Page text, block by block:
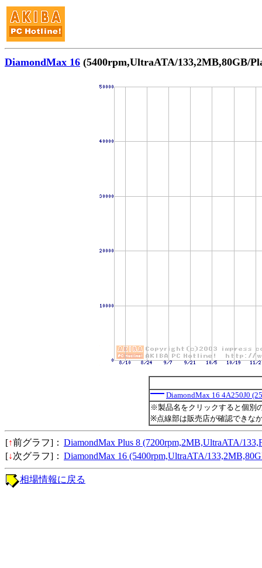
DiamondMax 16 (5400rpm,UltraATA/133,2MB,80GB/
DiamondMax 16 4A250J0
※製品名をクリックすると個別
※点線部は販売店が確認できな
[↑前グラフ]： DiamondMax Plus 8 (7200rpm,2MB,UltraATA/
[↓次グラフ]： DiamondMax 16 (5400rpm,UltraATA/
相場情報に戻る